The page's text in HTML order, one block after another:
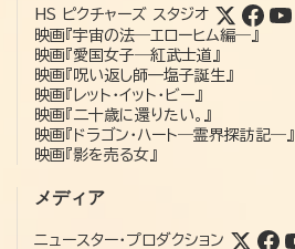
HS ピクチャーズ スタジオ
映画『宇宙の法―エローヒム編―』
映画『愛国女子―紅武士道』
映画『呪い返し師—塩子誕生』
映画『レット・イット・ビー』
映画『二十歳に還りたい。』
映画『ドラゴン・ハート―霊界探訪記―』
映画『影を売る女』
メディア
ニュースター・プロダクション